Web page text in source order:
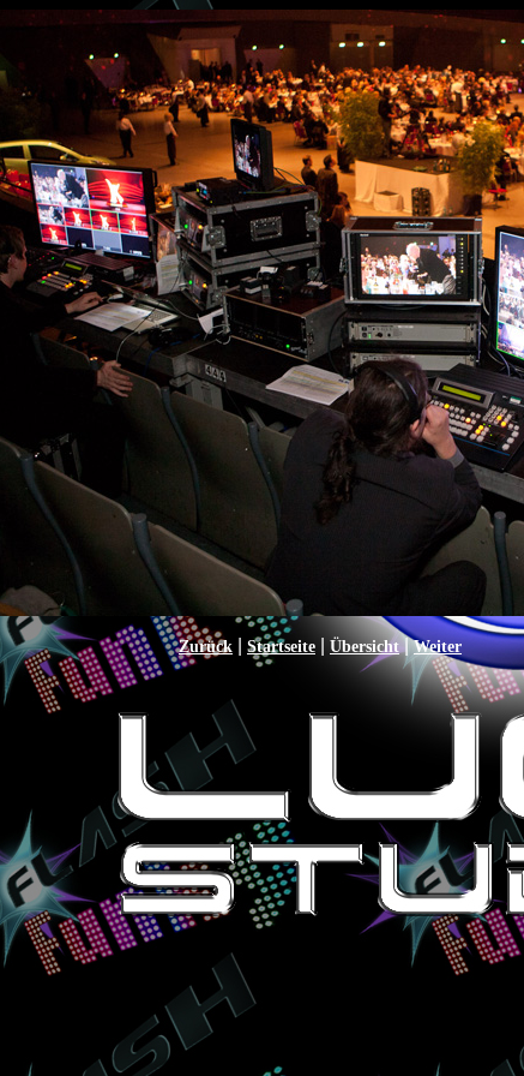
Zurück Startseite Übersicht | Weiter